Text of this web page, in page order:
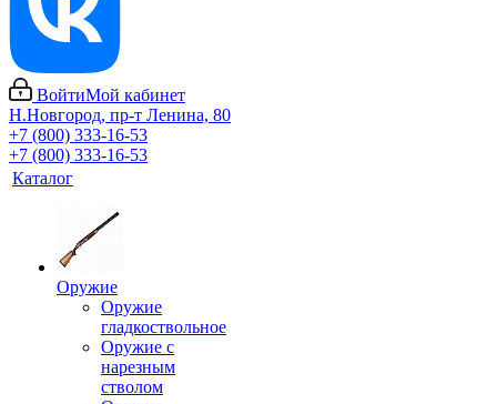
ВойтиМой кабинет
Н.Новгород, пр-т Ленина, 80
+7 (800) 333-16-53
+7 (800) 333-16-53
Каталог
Оружие
Оружие
гладкоствольное
Оружие с
нарезным
стволом